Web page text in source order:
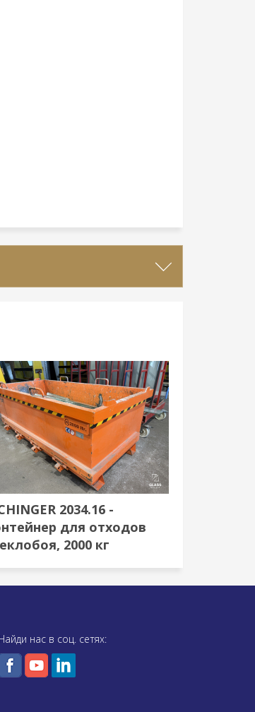
2034.16 -
для отходов
2000 кг
нас в соц. сетях: